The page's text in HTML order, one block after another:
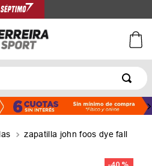
zapatilla john foos dye fall